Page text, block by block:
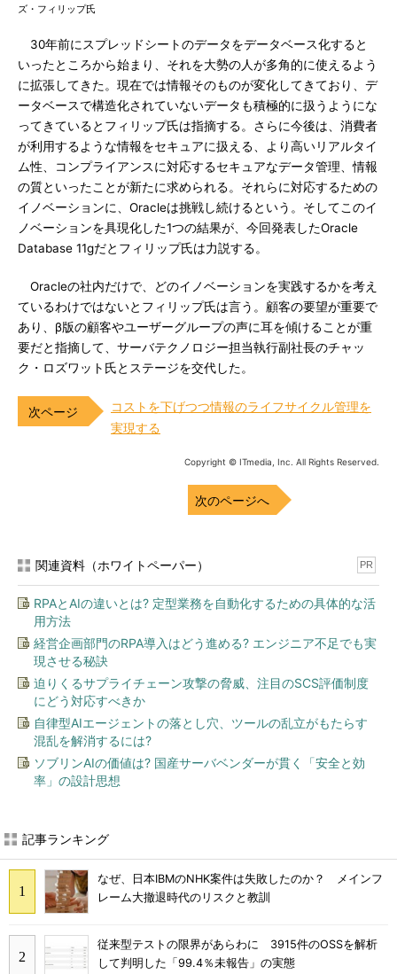
ズ・フィリップ氏
30年前にスプレッドシートのデータをデータベース化すると
いったところから始まり、それを大勢の人が多角的に使えるよう
に拡張してきた。現在では情報そのものが変化してきており、デ
ータベースで構造化されていないデータも積極的に扱うようにな
ってきているとフィリップ氏は指摘する。さらに今後は、消費者
が利用するような情報をセキュアに扱える、より高いリアルタイ
ム性、コンプライアンスに対応するセキュアなデータ管理、情報
の質といったことが新たに求められる。それらに対応するための
イノベーションに、Oracleは挑戦し続けるという。そしてこのイ
ノベーションを具現化した1つの結果が、今回発表したOracle
Database 11gだとフィリップ氏は力説する。
Oracleの社内だけで、どのイノベーションを実践するかを考え
ているわけではないとフィリップ氏は言う。顧客の要望が重要で
あり、β版の顧客やユーザーグループの声に耳を傾けることが重
要だと指摘して、サーバテクノロジー担当執行副社長のチャッ
ク・ロズワット氏とステージを交代した。
コストを下げつつ情報のライフサイクル管理を
実現する
Copyright © ITmedia, Inc. All Rights Reserved.
次のページへ
関連資料（ホワイトペーパー） PR
RPAとAIの違いとは? 定型業務を自動化するための具体的な活
用方法
経営企画部門のRPA導入はどう進める? エンジニア不足でも実
現させる秘訣
迫りくるサプライチェーン攻撃の脅威、注目のSCS評価制度
にどう対応すべきか
自律型AIエージェントの落とし穴、ツールの乱立がもたらす
混乱を解消するには?
ソブリンAIの価値は? 国産サーバベンダーが貫く「安全と効
率」の設計思想
記事ランキング
なぜ、日本IBMのNHK案件は失敗したのか？ メインフ
レーム大撤退時代のリスクと教訓
従来型テストの限界があらわに 3915件のOSSを解析
して判明した「99.4％未報告」の実態